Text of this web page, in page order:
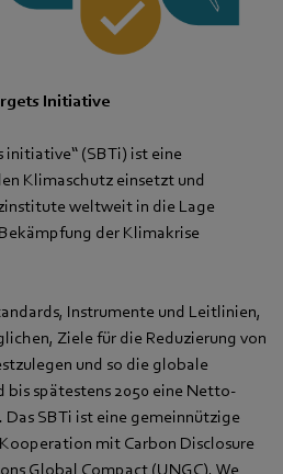
Initiative
initiative“ (SBTi) ist eine
Klimaschutz einsetzt und
weltweit in die Lage
der Klimakrise
Instrumente und Leitlinien,
Ziele für die Reduzierung von
und so die globale
bis spätestens 2050 eine Netto-
Das SBTi ist eine gemeinnützige
mit Carbon Disclosure